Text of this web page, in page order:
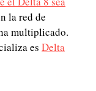
la red de
multiplicado.
es Delta